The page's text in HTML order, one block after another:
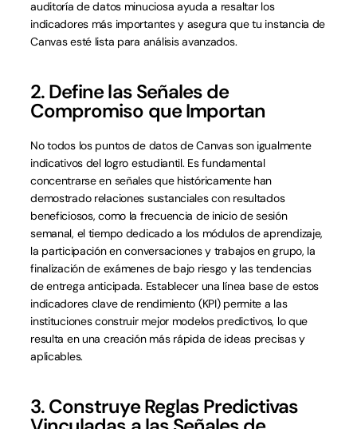
auditoría de datos minuciosa ayuda a resaltar los
indicadores más importantes y asegura que tu instancia de
Canvas esté lista para análisis avanzados.
2. Define las Señales de
Compromiso que Importan
No todos los puntos de datos de Canvas son igualmente
indicativos del logro estudiantil. Es fundamental
concentrarse en señales que históricamente han
demostrado relaciones sustanciales con resultados
beneficiosos, como la frecuencia de inicio de sesión
semanal, el tiempo dedicado a los módulos de aprendizaje,
la participación en conversaciones y trabajos en grupo, la
finalización de exámenes de bajo riesgo y las tendencias
de entrega anticipada. Establecer una línea base de estos
indicadores clave de rendimiento (KPI) permite a las
instituciones construir mejor modelos predictivos, lo que
resulta en una creación más rápida de ideas precisas y
aplicables.
3. Construye Reglas Predictivas